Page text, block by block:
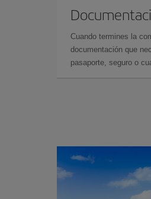
Cuando termines la
documentación que
pasaporte, seguro o